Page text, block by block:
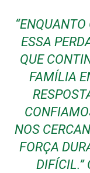
ESSA
QUE
FAMÍLIA
NOS
FORÇA
DIFÍCIL.”